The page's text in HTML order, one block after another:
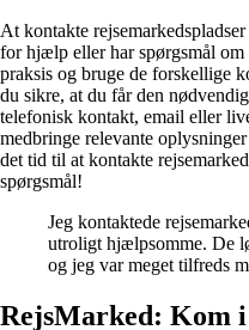
At kontakte
for hjælp eller har spørgsmål om
praksis og bruge de forskellige
du sikre, at du får den
telefonisk kontakt, email eller
medbringe relevante
det tid til at kontakte
spørgsmål!
Jeg kontaktede
utroligt hjælpsomme. De
og jeg var meget tilfreds
RejsMarked: Kom